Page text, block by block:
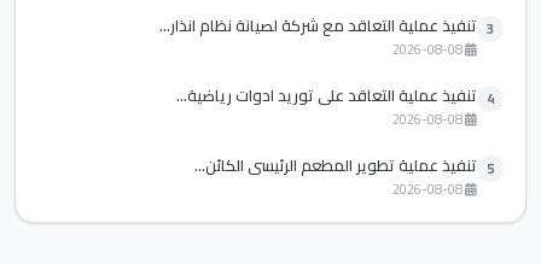
3 تنفيذ عملية التعاقد مع شركة لصيانة نظام انذار...
4 تنفيذ عملية التعاقد علي توريد ادوات رياضية...
5 تنفيذ عملية تطوير المطعم الرئيسي الكائن...